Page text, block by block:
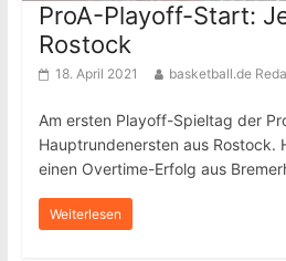
ProA-Playoff-Start:
Rostock
18. April 2021 basketball.de
Am ersten Playoff-Spieltag der
Hauptrundenersten aus Rostock.
einen Overtime-Erfolg aus
Weiterlesen